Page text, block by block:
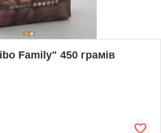
Family" 450 грамів